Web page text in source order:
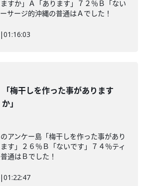
すか」Ａ「あります」７２％Ｂ「ない
サージ的沖縄の普通はＡでした！
|01:16:03
「梅干しを作った事があります
か」
アンケー島「梅干しを作った事があり
す」２６％Ｂ「ないです」７４％ティ
通はＢでした！
|01:22:47